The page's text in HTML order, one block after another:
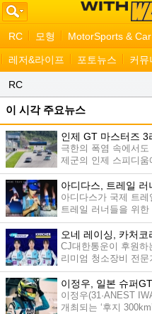
RC 모형 MotorSports & Car
레저&라이프 포토뉴스 커뮤
RC
이 시각 주요뉴스
인제 GT 마스터즈 3
극한의 폭염 속에서
제군의 인제 스피디
최...
아디다스, 트레일 러
아디다스가 국제 트레
트레일 러너들을 위
오네 레이싱, 카처코
CJ대한통운이 후원
리미엄 청소장비 전문
이정우, 일본 슈퍼
이정우(31·ANEST
개최되는 ‘후지